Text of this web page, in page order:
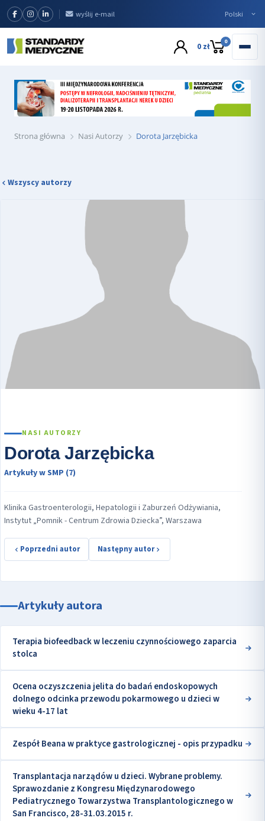
wyślij e-mail
0 zł 0
Strona główna Nasi Autorzy Dorota Jarzębicka
Wszyscy autorzy
NASI AUTORZY
Dorota Jarzębicka
Artykuły w SMP (7)
Klinika Gastroenterologii, Hepatologii i Zaburzeń Odżywiania,
Instytut „Pomnik - Centrum Zdrowia Dziecka”, Warszawa
Poprzedni autor Następny autor
Artykuły autora
Terapia biofeedback w leczeniu czynnościowego zaparcia
stolca
Ocena oczyszczenia jelita do badań endoskopowych
dolnego odcinka przewodu pokarmowego u dzieci w
wieku 4-17 lat
Zespół Beana w praktyce gastrologicznej - opis przypadku
Transplantacja narządów u dzieci. Wybrane problemy.
Sprawozdanie z Kongresu Międzynarodowego
Pediatrycznego Towarzystwa Transplantologicznego w
San Francisco, 28-31.03.2015 r.